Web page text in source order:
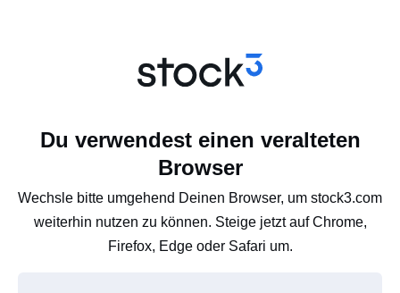
Du verwendest einen veralteten
Browser
Wechsle bitte umgehend Deinen Browser, um stock3.com
weiterhin nutzen zu können. Steige jetzt auf Chrome,
Firefox, Edge oder Safari um.